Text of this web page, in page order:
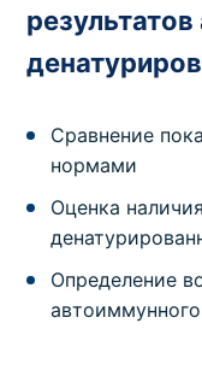
результатов
Сравнение
нормами
Оценка
Определение